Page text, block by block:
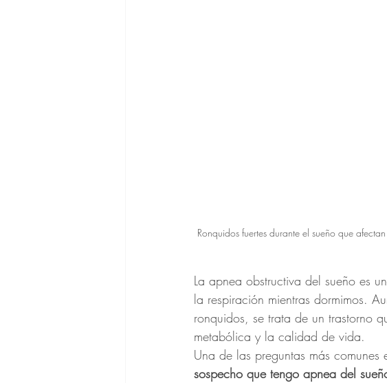
Ronquidos fuertes durante el sueño que
La apnea obstructiva del sueño es
la respiración mientras dormimos.
ronquidos, se trata de un trastorno
metabólica y la calidad de vida.
Una de las preguntas más comunes
sospecho que tengo apnea del